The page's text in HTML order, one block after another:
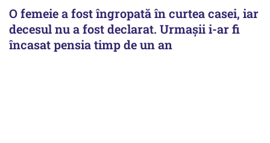
O femeie a fost îngropată în curtea casei, iar
decesul nu a fost declarat. Urmașii i-ar fi
încasat pensia timp de un an